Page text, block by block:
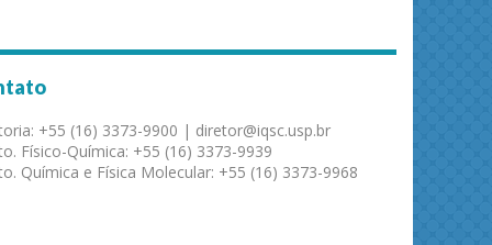
+55 (16) 3373-9900 | diretor@iqsc.usp.br
Físico-Química: +55 (16) 3373-9939
Química e Física Molecular: +55 (16) 3373-9968